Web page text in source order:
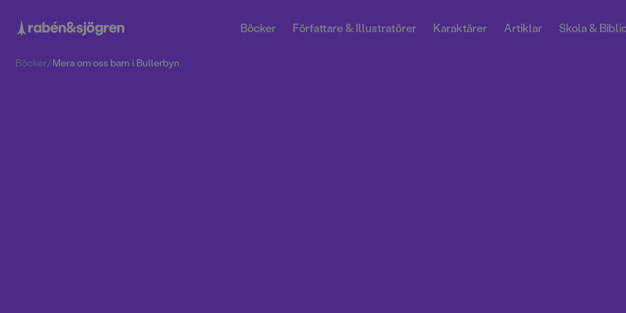
Böcker Författare & Illustratörer Karaktärer Artiklar Skola &
Böcker/Mera om oss barn i Bullerbyn